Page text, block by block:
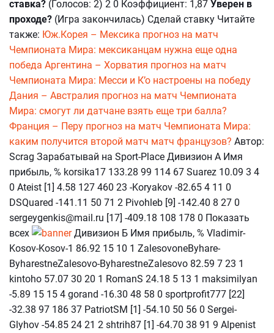
ставка? (Голосов: 2) 2 0 Коэффициент: 1,87 Уверен в
проходе? (Игра закончилась) Сделай ставку Читайте
также: Юж.Корея – Мексика прогноз на матч
Чемпионата Мира: мексиканцам нужна еще одна
победа Аргентина – Хорватия прогноз на матч
Чемпионата Мира: Месси и К’о настроены на победу
Дания – Австралия прогноз на матч Чемпионата
Мира: смогут ли датчане взять еще три балла?
Франция – Перу прогноз на матч Чемпионата Мира:
каким получится второй матч матч французов? Автор:
Scrag Зарабатывай на Sport-Place Дивизион А Имя
прибыль, % korsika17 133.28 99 114 67 Suarez 10.09 3 4
0 Ateist [1] 4.58 127 460 23 -Koryakov -82.65 4 11 0
DSQuared -141.11 50 71 2 Pivohleb [9] -142.40 8 27 0
sergeygenkis@mail.ru [17] -409.18 108 178 0 Показать
всех
Дивизион Б Имя прибыль, % Vladimir-
Kosov-Kosov-1 86.92 15 10 1 ZalesovoneByhare-
ByharestneZalesovo-ByharestneZalesovo 82.59 7 23 1
kintoho 57.07 30 20 1 RomanS 24.18 5 13 1 maksimilyan
-5.89 15 15 4 gorand -16.30 48 58 0 sportprofit777 [22]
-32.38 97 186 37 PatriotSM [1] -54.10 50 56 0 Sergei-
Glyhov -54.85 24 21 2 shtrih87 [1] -64.70 38 91 9 Alpenist